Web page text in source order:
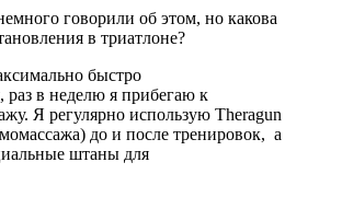
говорили об этом, но какова
в триатлоне?
быстро
раз в неделю я прибегаю к
Я регулярно использую Theragun
до и после тренировок, а
штаны для